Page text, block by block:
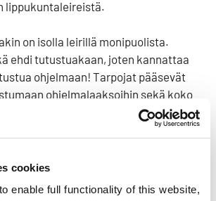
cookies
enable full functionality of this website,
lippukuntaleireistä.
on isolla leirillä monipuolista.
ehdi tutustuakaan, joten kannattaa
ohjelmaan! Tarpojat pääsevät
ohjelmalaaksoihin sekä koko
ohjelmien lisäksi Kajolta löytyy
kuuluu noin kaksi päivää